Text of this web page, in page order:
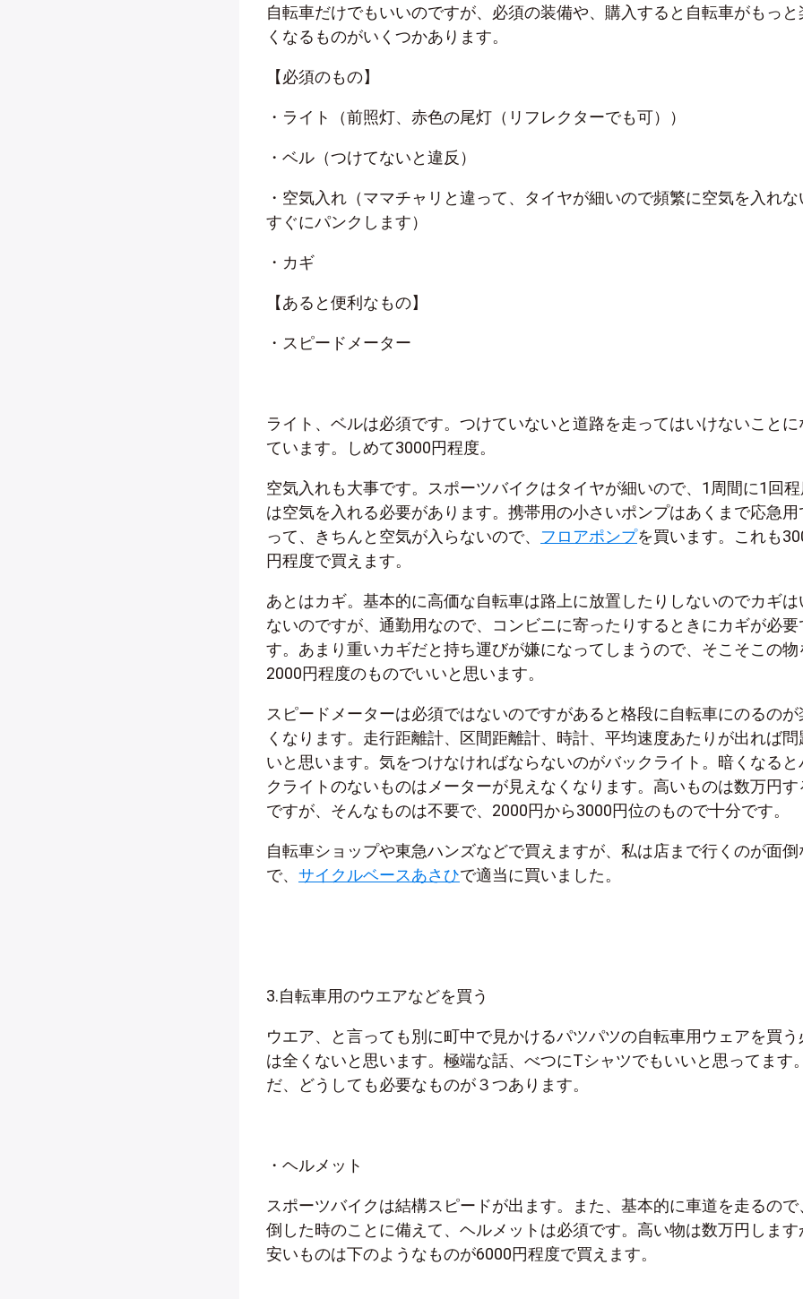
自転車だけでもいいのですが、必須の装備や、購入すると自転車がもっと
くなるものがいくつかあります。
【必須のもの】
・ライト（前照灯、赤色の尾灯（リフレクターでも可））
・ベル（つけてないと違反）
・空気入れ（ママチャリと違って、タイヤが細いので頻繁に空気を入れな
すぐにパンクします）
・カギ
【あると便利なもの】
・スピードメーター
ライト、ベルは必須です。つけていないと道路を走ってはいけないことに
ています。しめて3000円程度。
空気入れも大事です。スポーツバイクはタイヤが細いので、1周間に1回程
は空気を入れる必要があります。携帯用の小さいポンプはあくまで応急用
って、きちんと空気が入らないので、 フロアポンプを買います。これも
円程度で買えます。
あとはカギ。基本的に高価な自転車は路上に放置したりしないのでカギは
ないのですが、通勤用なので、コンビニに寄ったりするときにカギが必要
す。あまり重いカギだと持ち運びが嫌になってしまうので、そこそこの物
2000円程度のものでいいと思います。
スピードメーターは必須ではないのですがあると格段に自転車にのるのが
くなります。走行距離計、区間距離計、時計、平均速度あたりが出れば問
いと思います。気をつけなければならないのがバックライト。暗くなると
クライトのないものはメーターが見えなくなります。高いものは数万円す
ですが、そんなものは不要で、2000円から3000円位のもので十分です。
自転車ショップや東急ハンズなどで買えますが、私は店まで行くのが面倒
で、 サイクルベースあさひで適当に買いました。
3.自転車用のウエアなどを買う
ウエア、と言っても別に町中で見かけるパツパツの自転車用ウェアを買う
は全くないと思います。極端な話、べつにTシャツでもいいと思ってます
だ、どうしても必要なものが３つあります。
・ヘルメット
スポーツバイクは結構スピードが出ます。また、基本的に車道を走るので
倒した時のことに備えて、ヘルメットは必須です。高い物は数万円します
安いものは下のようなものが6000円程度で買えます。